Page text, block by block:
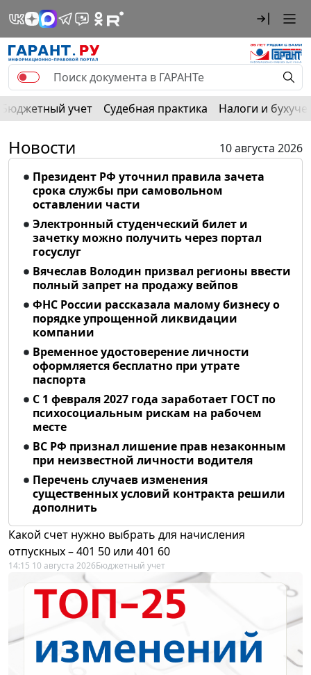
Бюджетный учет Судебная практика Налоги и
Новости
10 августа 2026
Президент РФ уточнил правила зачета
срока службы при самовольном
оставлении части
Электронный студенческий билет и
зачетку можно получить через портал
госуслуг
Вячеслав Володин призвал регионы ввести
полный запрет на продажу вейпов
ФНС России рассказала малому бизнесу о
порядке упрощенной ликвидации
компании
Временное удостоверение личности
оформляется бесплатно при утрате
паспорта
С 1 февраля 2027 года заработает ГОСТ по
психосоциальным рискам на рабочем
месте
ВС РФ признал лишение прав незаконным
при неизвестной личности водителя
Перечень случаев изменения
существенных условий контракта решили
дополнить
Какой счет нужно выбрать для начисления
отпускных – 401 50 или 401 60
14:15 10 августа 2026Бюджетный учет